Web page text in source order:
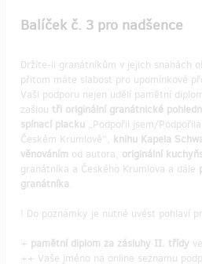
Balíček č. 3 pro nadšence
Držíte-li granátníkům v jejich snahách
přitom máte slabost pro upomínkové
Vaši podporu nejen udělí pamětní
zašlou tři originální granátnické
spínací placku „Podpořil jsem/
Českém Krumlově“, knihu Kapela
věnováním od autora, originální
granátníka a Českého Krumlova a dále
granátníka.
! Do poznámky je nutné uvést pohlaví
+ pamětní diplom za zásluhy II. třídy
++ Vaše jméno na online seznamu